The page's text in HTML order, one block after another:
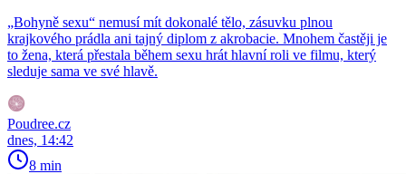
„Bohyně sexu“ nemusí mít dokonalé tělo, zásuvku plnou
krajkového prádla ani tajný diplom z akrobacie. Mnohem častěji je
to žena, která přestala během sexu hrát hlavní roli ve filmu, který
sleduje sama ve své hlavě.
Poudree.cz
dnes, 14:42
8 min